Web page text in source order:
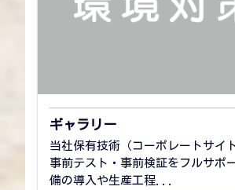
ギャラリー
当社保有技術（コーポレートサイ
事前テスト・事前検証をフルサポ
備の導入や生産工程...